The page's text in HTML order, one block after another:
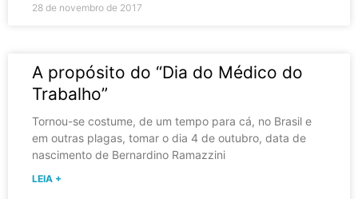
28 de novembro de 2017
A propósito do “Dia do Médico do
Trabalho”
Tornou-se costume, de um tempo para cá, no Brasil e
em outras plagas, tomar o dia 4 de outubro, data de
nascimento de Bernardino Ramazzini
LEIA +